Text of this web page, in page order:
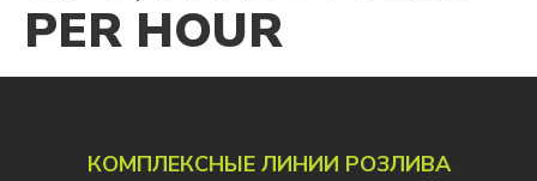
PER HOUR
КОМПЛЕКСНЫЕ ЛИНИИ РОЗЛИВА